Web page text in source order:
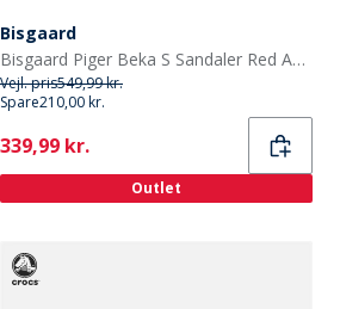
Bisgaard
Bisgaard Piger Beka S Sandaler Red Apple
Vejl. pris549,99 kr.
Spare210,00 kr.
Current
339,99 kr.
Outlet